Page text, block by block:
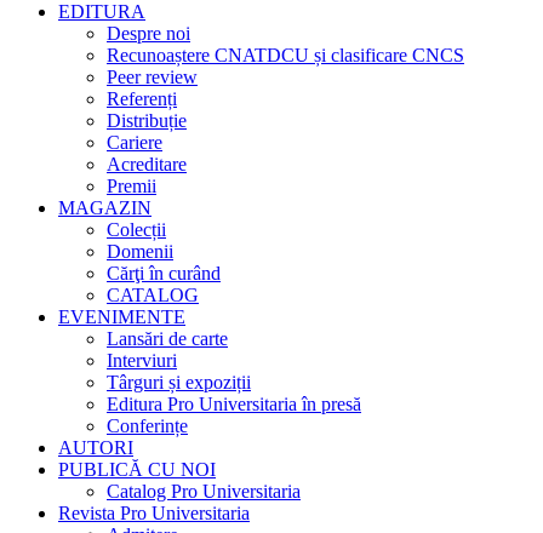
EDITURA
Despre noi
Recunoaștere CNATDCU și clasificare CNCS
Peer review
Referenți
Distribuție
Cariere
Acreditare
Premii
MAGAZIN
Colecții
Domenii
Cărţi în curând
CATALOG
EVENIMENTE
Lansări de carte
Interviuri
Târguri și expoziții
Editura Pro Universitaria în presă
Conferințe
AUTORI
PUBLICĂ CU NOI
Catalog Pro Universitaria
Revista Pro Universitaria